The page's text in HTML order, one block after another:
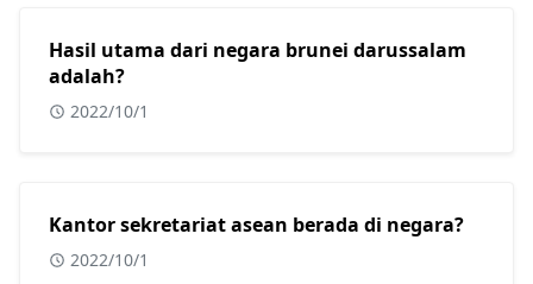
Hasil utama dari negara brunei darussalam
adalah?
2022/10/1
Kantor sekretariat asean berada di negara?
2022/10/1